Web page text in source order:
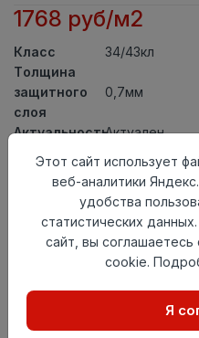
1768 руб/м2
Класс
34/43кл
Толщина
защитного
слоя
0,7мм
АктуальностьАктуален
152x914мм
Теплый пол
На клей
4-х сторонняя
Страна
Этот сайт использует
веб-аналитики
удобства
статистических
сайт, вы соглашаетесь
cookie.
Я